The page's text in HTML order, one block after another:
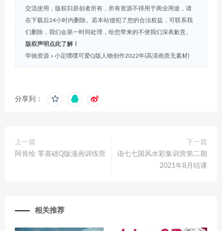
交流使用，版权归原创者所有，所有资源不得用于商业用途，请
在下载后24小时内删除。若本站侵犯了您的合法权益，可联系我
们删除，我们会第一时间处理，给您带来的不便我们深表歉意。
版权声明点此了解！
学驰资源 » 小定噗噗可爱Q版人物创作2022年(高清画质无素材)
分享到：
上一篇
阿肯绘 零基础Q版漫画训练营
下一篇
诣七七国风水彩集训营第二期
2021年8月结课
相关推荐